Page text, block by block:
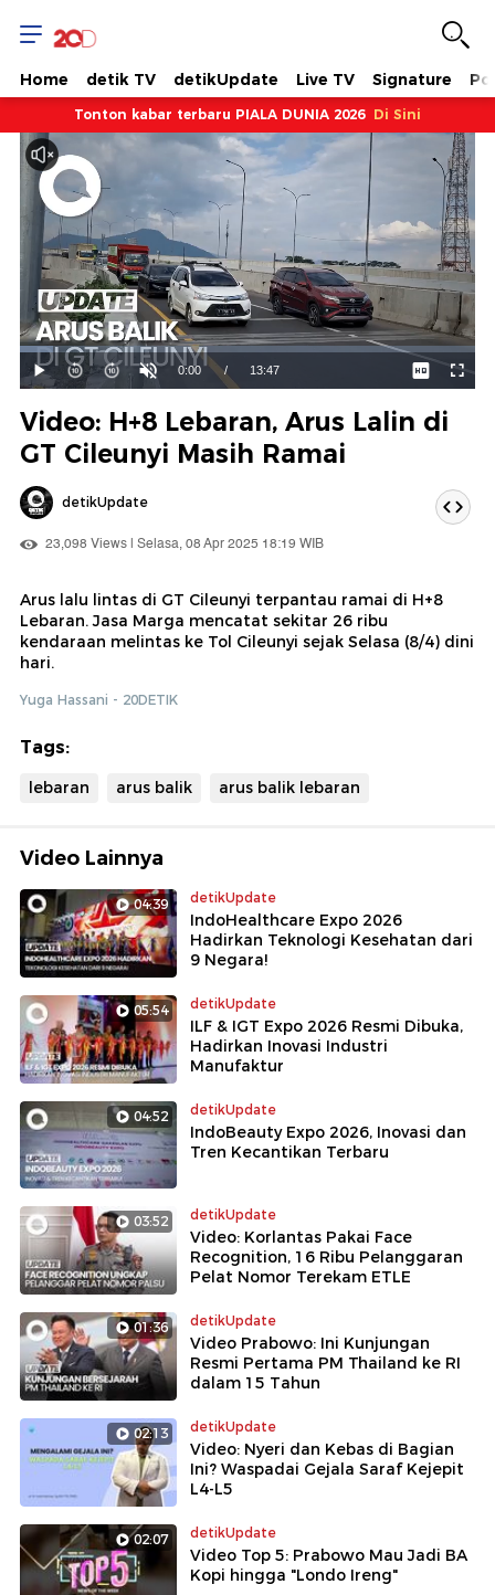
Home detik TV detikUpdate Live TV Signature
Tonton kabar terbaru PIALA DUNIA 2026 Di Sini
Mainkan
Suara
Hidup
Waktu
ini
0:00 / Durasi
13:47
Dimuat:
7.26%
Video: H+8 Lebaran, Arus Lalin di
GT Cileunyi Masih Ramai
detikUpdate
23,098 Views | Selasa, 08 Apr 2025 18:19 WIB
Arus lalu lintas di GT Cileunyi terpantau ramai di H+8
Lebaran. Jasa Marga mencatat sekitar 26 ribu
kendaraan melintas ke Tol Cileunyi sejak Selasa (8/4) dini
hari.
Yuga Hassani - 20DETIK
Tags:
lebaran arus balik arus balik lebaran
Video Lainnya
04:39 detikUpdate
IndoHealthcare Expo 2026
Hadirkan Teknologi Kesehatan dari
9 Negara!
05:54 detikUpdate
ILF & IGT Expo 2026 Resmi Dibuka,
Hadirkan Inovasi Industri
Manufaktur
04:52 detikUpdate
IndoBeauty Expo 2026, Inovasi dan
Tren Kecantikan Terbaru
03:52 detikUpdate
Video: Korlantas Pakai Face
Recognition, 16 Ribu Pelanggaran
Pelat Nomor Terekam ETLE
01:36 detikUpdate
Video Prabowo: Ini Kunjungan
Resmi Pertama PM Thailand ke RI
dalam 15 Tahun
02:13 detikUpdate
Video: Nyeri dan Kebas di Bagian
Ini? Waspadai Gejala Saraf Kejepit
L4-L5
02:07 detikUpdate
Video Top 5: Prabowo Mau Jadi BA
Kopi hingga "Londo Ireng"